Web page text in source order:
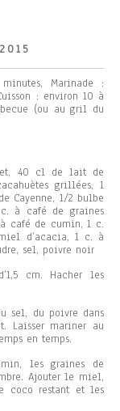
Marinade :
: environ 10 à
(ou au gril du
40 cl de lait de
grillées, 1
Cayenne, 1/2 bulbe
à café de graines
café de cumin, 1 c.
d’acacia, 1 c. à
sel, poivre noir
cm. Hacher les
sel, du poivre dans
Laisser mariner au
en temps.
les graines de
Ajouter le miel,
coco restant et les